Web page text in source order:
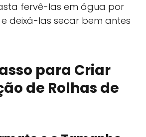
fervê-las em água por
deixá-las secar bem antes
para Criar
de Rolhas de